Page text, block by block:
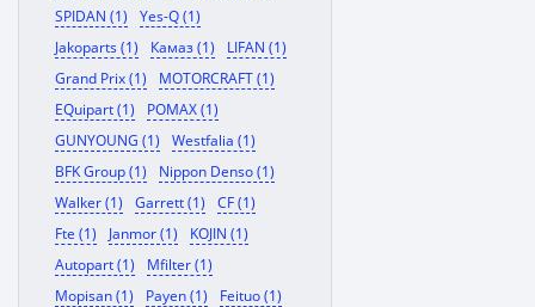
SPIDAN (1)
Yes-Q (1)
Jakoparts (1)
Камаз (1)
LIFAN (1)
Grand Prix (1)
MOTORCRAFT (1)
EQuipart (1)
POMAX (1)
GUNYOUNG (1)
Westfalia (1)
BFK Group (1)
Nippon Denso (1)
Walker (1)
Garrett (1)
CF (1)
Fte (1)
Janmor (1)
KOJIN (1)
Autopart (1)
Mfilter (1)
Mopisan (1)
Payen (1)
Feituo (1)